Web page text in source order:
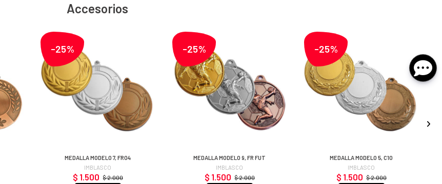
Accesorios
-25%
MEDALLA MODELO 7, FR04
IMBLASCO
$ 2.000
$ 1.500
-25%
MEDALLA MODELO 9, FR FUT
IMBLASCO
$ 2.000
$ 1.500
-25%
MEDALLA MODELO 5, C10
IMBLASCO
$ 2.000
$ 1.500